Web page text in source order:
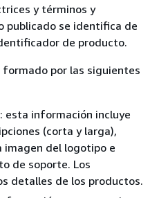
y términos y
publicado se identifica de
de producto.
por las siguientes
: esta información incluye
(corta y larga),
imagen del logotipo e
de soporte. Los
detalles de los productos.